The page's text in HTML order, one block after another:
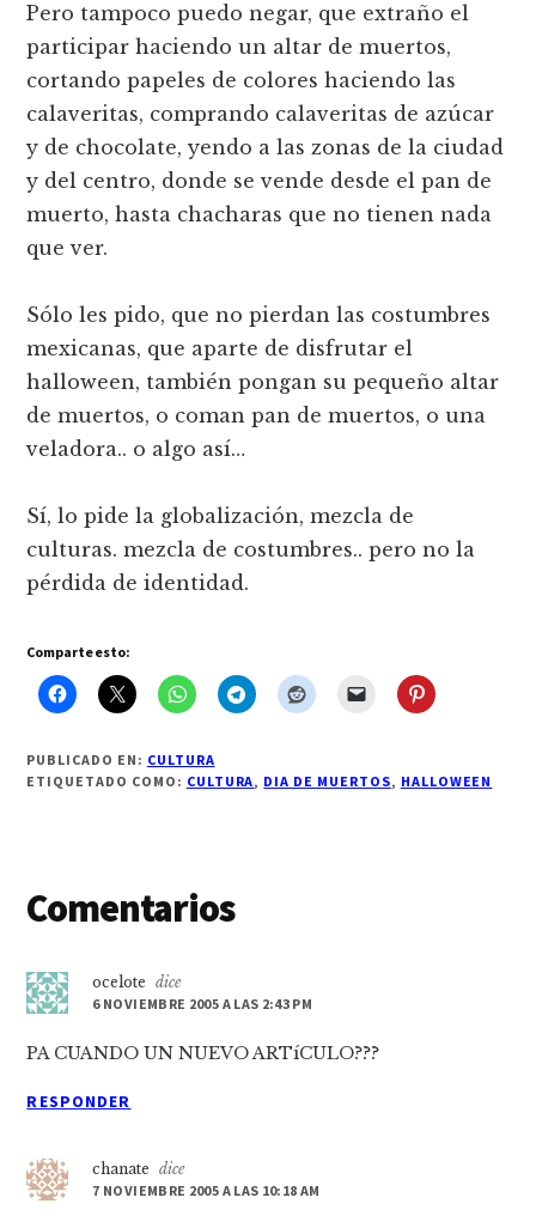
Pero tampoco puedo negar, que extraño el
participar haciendo un altar de muertos,
cortando papeles de colores haciendo las
calaveritas, comprando calaveritas de azúcar
y de chocolate, yendo a las zonas de la ciudad
y del centro, donde se vende desde el pan de
muerto, hasta chacharas que no tienen nada
que ver.
Sólo les pido, que no pierdan las costumbres
mexicanas, que aparte de disfrutar el
halloween, también pongan su pequeño altar
de muertos, o coman pan de muertos, o una
veladora.. o algo así­…
Sí­, lo pide la globalización, mezcla de
culturas. mezcla de costumbres.. pero no la
pérdida de identidad.
Comparte esto:
PUBLICADO EN: CULTURA
ETIQUETADO COMO: CULTURA, DIA DE MUERTOS, HALLOWEEN
Interacciones
los
lectores
Comentarios
ocelote
dice
6 NOVIEMBRE 2005 A LAS 2:43 PM
PA CUANDO UN NUEVO ARTíCULO???
RESPONDER
chanate
dice
7 NOVIEMBRE 2005 A LAS 10:18 AM